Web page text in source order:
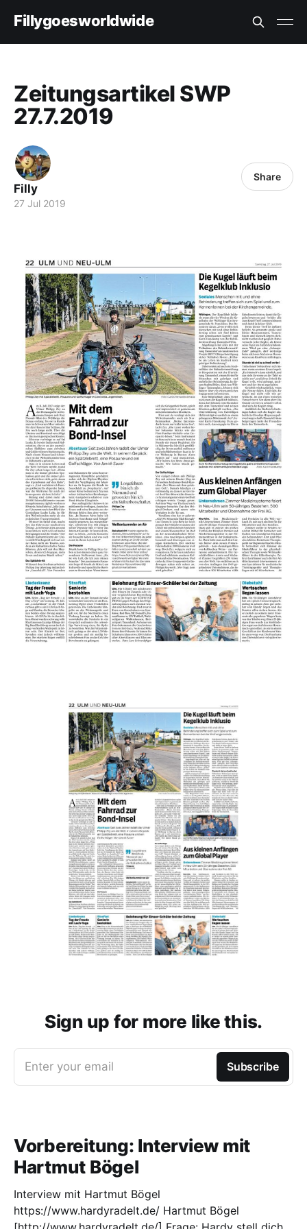
Fillygoesworldwide
Zeitungsartikel SWP
27.7.2019
Filly
27 Jul 2019
Share
Sign up for more like this.
Enter your email Subscribe
Vorbereitung: Interview mit
Hartmut Bögel
Interview mit Hartmut Bögel
https://www.hardyradelt.de/ Hartmut Bögel